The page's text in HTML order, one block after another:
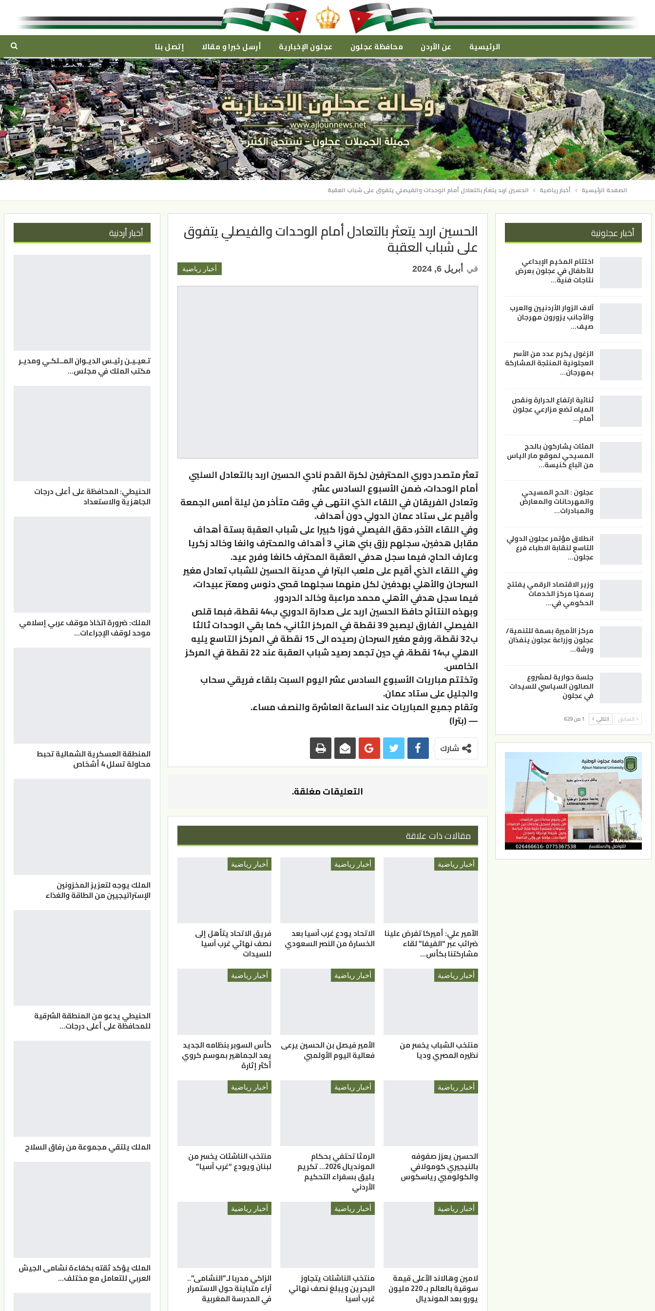
الرئيسية عن الأردن محافظة عجلون عجلون الإخبارية أرسل خبرا و مقالا إتصل بنا
الصفحة الرئيسية أخبار رياضية الحسين اربد يتعثر بالتعادل أمام الوحدات والفيصلي يتفوق على شباب العقبة
الحسين اربد يتعثر بالتعادل أمام الوحدات والفيصلي يتفوق
على شباب العقبة
أخبار رياضية في أبريل 6, 2024
تعثر متصدر دوري المحترفين لكرة القدم نادي الحسين اربد بالتعادل السلبي
أمام الوحدات، ضمن الأسبوع السادس عشر.
وتعادل الفريقان في اللقاء الذي انتهى في وقت متأخر من ليلة أمس الجمعة
وأقيم على ستاد عمان الدولي دون أهداف.
وفي اللقاء الآخر، حقق الفيصلي فوزا كبيرا على شباب العقبة بستة أهداف
مقابل هدفين، سجلهم رزق بني هاني 3 أهداف والمحترف وانغا وخالد زكريا
وعارف الحاج، فيما سجل هدفي العقبة المحترف كانغا وفرج عيد.
وفي اللقاء الذي أقيم على ملعب البترا في مدينة الحسين للشباب تعادل مغير
السرحان والأهلي بهدفين لكل منهما سجلهما قصي دنوس ومعتز عبيدات،
فيما سجل هدفي الأهلي محمد مراعبة وخالد الدردور.
وبهذه النتائج حافظ الحسين اربد على صدارة الدوري ب44 نقطة، فبما قلص
الفيصلي الفارق ليصبح 39 نقطة في المركز الثاني، كما بقي الوحدات ثالثا
ب32 نقطة، ورفع مغير السرحان رصيده الى 15 نقطة في المركز التاسع يليه
الاهلي ب14 نقطة، في حين تجمد رصيد شباب العقبة عند 22 نقطة في المركز
الخامس.
وتختتم مباريات الأسبوع السادس عشر اليوم السبت بلقاء فريقي سحاب
والجليل على ستاد عمان.
وتقام جميع المباريات عند الساعة العاشرة والنصف مساء.
— (بترا)
شارك
التعليقات مغلقة.
مقالات ذات علاقة
أخبار رياضية
الأمير علي: أميركا تفرض علينا
ضرائب عبر “الفيفا” لقاء
مشاركتنا بكأس…
أخبار رياضية
الاتحاد يودع غرب آسيا بعد
الخسارة من النصر السعودي
أخبار رياضية
فريق الاتحاد يتأهل إلى
نصف نهائي غرب آسيا
للسيدات
أخبار رياضية
منتخب الشباب يخسر من
نظيره المصري وديا
أخبار رياضية
الأمير فيصل بن الحسين يرعى
فعالية اليوم الأولمبي
أخبار رياضية
كأس السوبر بنظامه الجديد
يعد الجماهير بموسم كروي
أكثر إثارة
أخبار رياضية
الحسين يعزز صفوفه
بالنيجيري كومولافي
والكولومبي رياسكوس
أخبار رياضية
الرمثا تحتفي بحكام
المونديال 2026… تكريم
يليق بسفراء التحكيم
الأردني
أخبار رياضية
منتخب الناشئات يخسر من
لبنان ويودع “غرب آسيا”
أخبار رياضية
لامين وهالاند الأعلى قيمة
سوقية بالعالم بـ 220 مليون
يورو بعد المونديال
أخبار رياضية
منتخب الناشئات يتجاوز
البحرين ويبلغ نصف نهائي
غرب آسيا
أخبار رياضية
الزاكي مدربا لـ”النشامى”..
آراء متباينة حول الاستمرار
في المدرسة المغربية
أخبار عجلونية
اختتام المخيم الإبداعي
للأطفال في عجلون بعرض
نتاجات فنية…
آلاف الزوار الأردنيين والعرب
والأجانب يزورون مهرجان
صيف…
الزغول يكرم عدد من الأسر
العجلونية المنتجة المشاركة
بمهرجان…
ثنائية ارتفاع الحرارة ونقص
المياه تضع مزارعي عجلون
أمام…
المئات يشاركون بالحج
المسيحي لموقع مار الياس
من اتباع كنيسة…
عجلون : الحج المسيحي
والمهرحانات والمعارض
والمبادرات…
انطلاق مؤتمر عجلون الدولي
التاسع لنقابة الاطباء فرع
عجلون…
وزير الاقتصاد الرقمي يفتتح
رسميًا مركز الخدمات
الحكومي في…
مركز الأميرة بسمة للتنمية/
عجلون وزراعة عجلون ينفذان
ورشة…
جلسة حوارية لمشروع
الصالون السياسي للسيدات
في عجلون
السابق التالي 1 من 629
أخبار أردنية
تـعيـيـن رئيـس الديـوان المــلكـي ومديـر
مكتب الملك في مجلس…
الحنيطي: المحافظة على أعلى درجات
الجاهزية والاستعداد
الملك: ضرورة اتخاذ موقف عربي إسلامي
موحد لوقف الإجراءات…
المنطقة العسكرية الشمالية تحبط
محاولة تسلل 4 أشخاص
الملك يوجه لتعزيز المخزونين
الإستراتيجيين من الطاقة والغذاء
الحنيطي يدعو من المنطقة الشرقية
للمحافظة على أعلى درجات…
الملك يلتقي مجموعة من رفاق السلاح
الملك يؤكد ثقته بكفاءة نشامى الجيش
العربي للتعامل مع مختلف…